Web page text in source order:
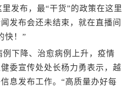
发布，最“干货”的政策在这里
发布会还未结束，就在直播间
快！”
例下降、治愈病例上升，疫情
委宣传处处长杨力勇表示，越
息发布工作。“高质量办好每